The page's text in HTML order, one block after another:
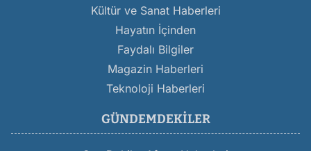
Kültür ve Sanat Haberleri
Hayatın İçinden
Faydalı Bilgiler
Magazin Haberleri
Teknoloji Haberleri
GÜNDEMDEKILER